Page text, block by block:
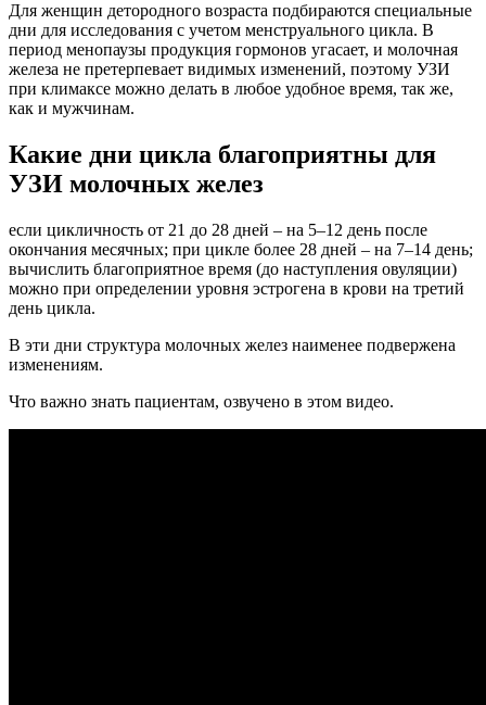
Для женщин детородного возраста подбираются специальные
дни для исследования с учетом менструального цикла. В
период менопаузы продукция гормонов угасает, и молочная
железа не претерпевает видимых изменений, поэтому УЗИ
при климаксе можно делать в любое удобное время, так же,
как и мужчинам.
Какие дни цикла благоприятны для
УЗИ молочных желез
если цикличность от 21 до 28 дней – на 5–12 день после
окончания месячных; при цикле более 28 дней – на 7–14 день;
вычислить благоприятное время (до наступления овуляции)
можно при определении уровня эстрогена в крови на третий
день цикла.
В эти дни структура молочных желез наименее подвержена
изменениям.
Что важно знать пациентам, озвучено в этом видео.